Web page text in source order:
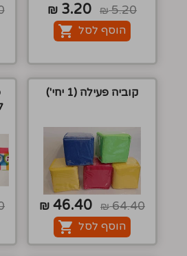
5.20
₪
3.20
₪
הוסף לסל
קוביה פעילה (1 יחי')
64.40
₪
46.40
₪
הוסף לסל